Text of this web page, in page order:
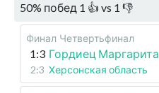
50% побед 1 👍 vs 1 👎
Финал Четвертьфинал
1:3 Гордиец Маргарита
2:3 Херсонская область